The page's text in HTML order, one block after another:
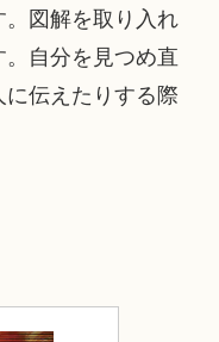
図解を取り入れ
自分を見つめ直
に伝えたりする際